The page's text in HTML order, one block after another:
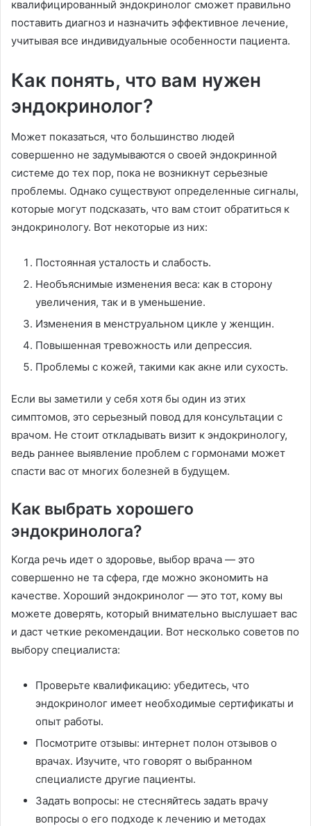
квалифицированный эндокринолог сможет правильно
поставить диагноз и назначить эффективное лечение,
учитывая все индивидуальные особенности пациента.
Как понять, что вам нужен
эндокринолог?
Может показаться, что большинство людей
совершенно не задумываются о своей эндокринной
системе до тех пор, пока не возникнут серьезные
проблемы. Однако существуют определенные сигналы,
которые могут подсказать, что вам стоит обратиться к
эндокринологу. Вот некоторые из них:
Постоянная усталость и слабость.
Необъяснимые изменения веса: как в сторону
увеличения, так и в уменьшение.
Изменения в менструальном цикле у женщин.
Повышенная тревожность или депрессия.
Проблемы с кожей, такими как акне или сухость.
Если вы заметили у себя хотя бы один из этих
симптомов, это серьезный повод для консультации с
врачом. Не стоит откладывать визит к эндокринологу,
ведь раннее выявление проблем с гормонами может
спасти вас от многих болезней в будущем.
Как выбрать хорошего
эндокринолога?
Когда речь идет о здоровье, выбор врача — это
совершенно не та сфера, где можно экономить на
качестве. Хороший эндокринолог — это тот, кому вы
можете доверять, который внимательно выслушает вас
и даст четкие рекомендации. Вот несколько советов по
выбору специалиста:
Проверьте квалификацию: убедитесь, что
эндокринолог имеет необходимые сертификаты и
опыт работы.
Посмотрите отзывы: интернет полон отзывов о
врачах. Изучите, что говорят о выбранном
специалисте другие пациенты.
Задать вопросы: не стесняйтесь задать врачу
вопросы о его подходе к лечению и методах